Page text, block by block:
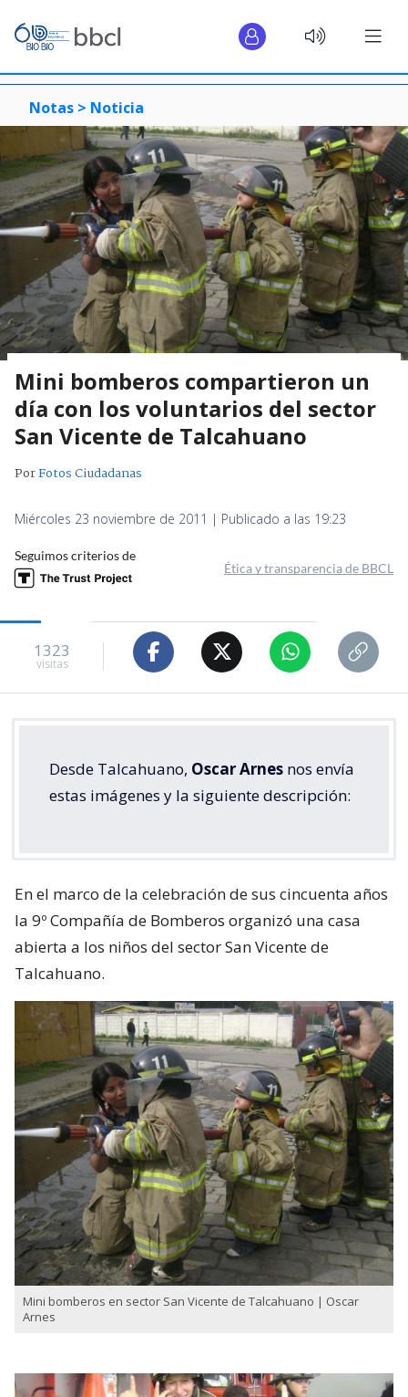
Notas > Noticia
Mini bomberos compartieron un
día con los voluntarios del sector
San Vicente de Talcahuano
PorFotos Ciudadanas
Miércoles 23 noviembre de 2011 | Publicado a las 19:23
Seguimos criterios de
Ética y transparencia de BBCL
1323
visitas
Desde Talcahuano, Oscar Arnes nos envía
estas imágenes y la siguiente descripción:
En el marco de la celebración de sus cincuenta años
la 9º Compañía de Bomberos organizó una casa
abierta a los niños del sector San Vicente de
Talcahuano.
Mini bomberos en sector San Vicente de Talcahuano | Oscar
Arnes